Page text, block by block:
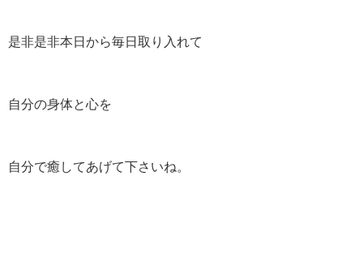
是非是非本日から毎日取り入れて
自分の身体と心を
自分で癒してあげて下さいね。